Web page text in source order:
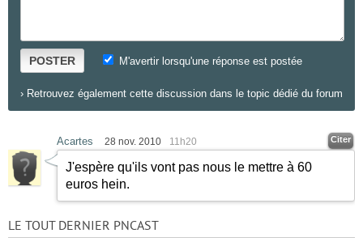
POSTER M'avertir lorsqu'une réponse est postée
› Retrouvez également cette discussion dans le topic dédié du forum
Acartes 28 nov. 2010 11h20 Citer
J'espère qu'ils vont pas nous le mettre à 60
euros hein.
LE TOUT DERNIER PNCAST